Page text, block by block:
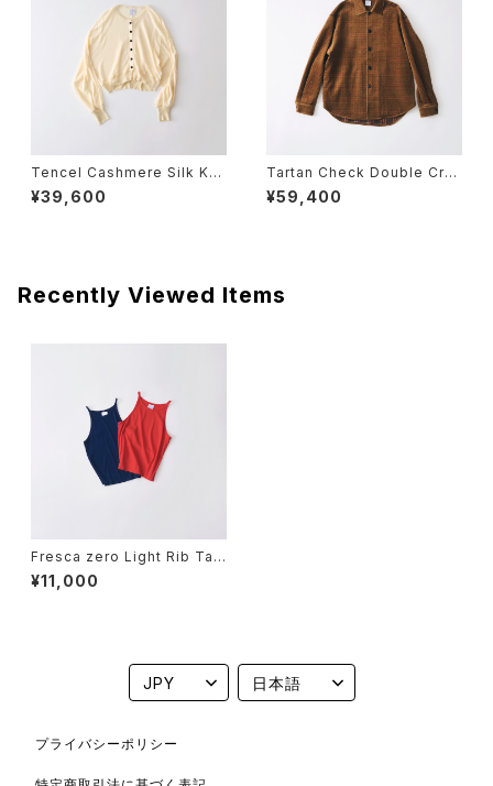
Tencel Cashmere Silk Kni
t Knit Cropped Crew Neck
Cardigan
¥39,600
Tartan Check Double Cro
ss Jersey Over Shirt Jack
et
¥59,400
Recently Viewed Items
Fresca zero Light Rib Tan
k Top
¥11,000
プライバシーポリシー